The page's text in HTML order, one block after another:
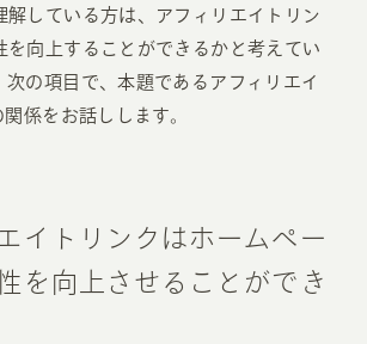
解している方は、アフィリエイトリン
を向上することができるかと考えてい
次の項目で、本題であるアフィリエイ
関係をお話しします。
イトリンクはホームペー
を向上させることができ